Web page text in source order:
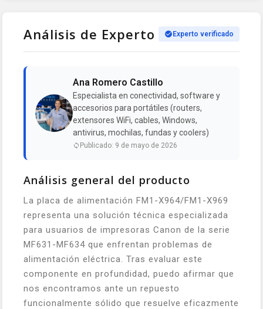
Análisis de Experto Experto verificado
Ana Romero Castillo
Especialista en conectividad, software y
accesorios para portátiles (routers,
extensores WiFi, cables, Windows,
antivirus, mochilas, fundas y coolers)
Publicado: 9 de mayo de 2026
Análisis general del producto
La placa de alimentación FM1-X964/FM1-X969
representa una solución técnica especializada
para usuarios de impresoras Canon de la serie
MF631-MF634 que enfrentan problemas de
alimentación eléctrica. Tras evaluar este
componente en profundidad, puedo afirmar que
nos encontramos ante un repuesto
funcionalmente sólido que resuelve eficazmente